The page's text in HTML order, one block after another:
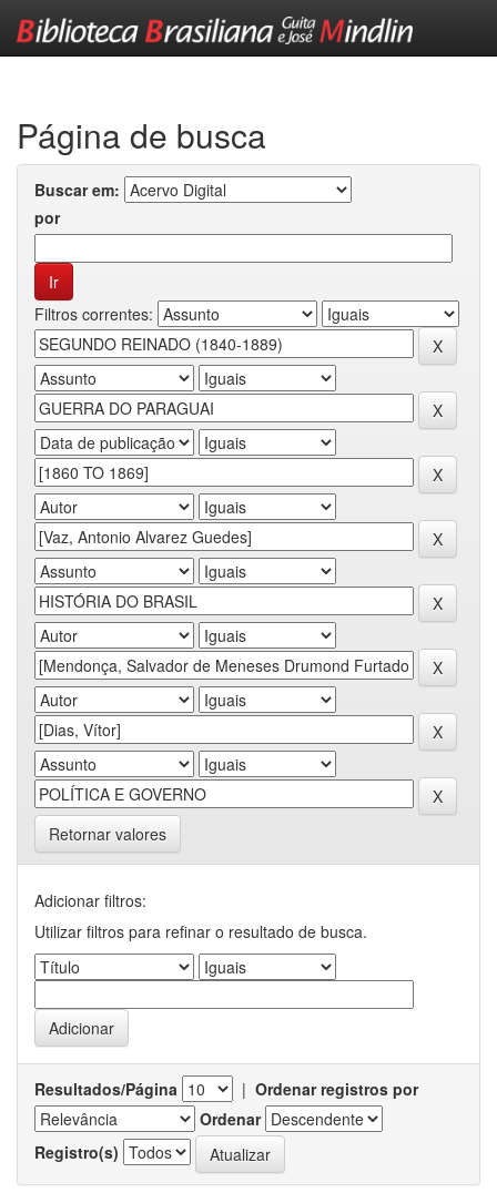
Página de busca
Buscar em:
por
Filtros correntes:
Retornar valores
Adicionar filtros:
Utilizar filtros para refinar o resultado de busca.
Resultados/Página | Ordenar registros por
Ordenar
Registro(s)